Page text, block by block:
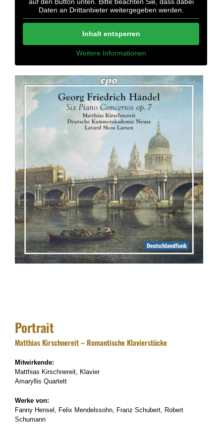
Daten an Drittanbieter weitergegeben werden.
Inhalt entsperren
Weitere Informationen
Portrait
Matthias Kirschnereit – Romantische Klavierstücke
Mitwirkende:
Matthias Kirschnereit, Klavier
Amaryllis Quartett
Werke von:
Fanny Hensel, Felix Mendelssohn, Franz Schubert, Robert
Schumann